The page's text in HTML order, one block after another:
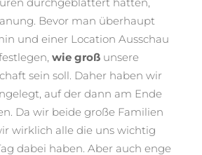
Bevor man überhaupt
und einer Location Ausschau
wie groß unsere
sein soll. Daher haben wir
auf der dann am Ende
Da wir beide große Familien
wirklich alle die uns wichtig
dabei haben. Aber auch enge